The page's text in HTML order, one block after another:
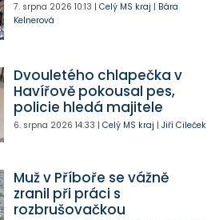
7. srpna 2026 10:13 | Celý MS kraj | Bára
Kelnerová
Dvouletého chlapečka v
Havířově pokousal pes,
policie hledá majitele
6. srpna 2026 14:33 | Celý MS kraj | Jiří Cileček
Muž v Příboře se vážně
zranil při práci s
rozbrušovačkou